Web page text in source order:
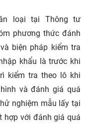
loại tại Thông tư
phương thức đánh
biện pháp kiểm tra
khẩu là trước khi
kiểm tra theo lô khi
và đánh giá quá
nghiệm mẫu lấy tại
hợp với đánh giá quá